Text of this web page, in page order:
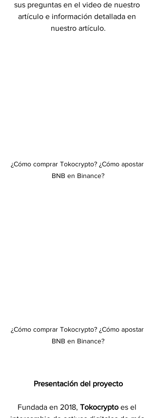
sus preguntas en el video de nuestro
artículo e información detallada en
nuestro artículo.
¿Cómo comprar Tokocrypto? ¿Cómo apostar
BNB en Binance?
¿Cómo comprar Tokocrypto? ¿Cómo apostar
BNB en Binance?
Presentación del proyecto
Fundada en 2018, Tokocrypto es el